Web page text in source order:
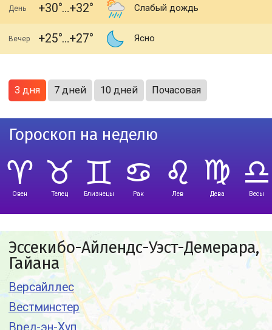
День +30 +32 Слабый дождь
Вечер +25 +27 Ясно
3 дня 7 дней 10 дней Почасовая
Гороскоп на неделю
Овен Телец Близнецы Рак Лев Дева Весы
Эссекибо-Айлендс-Уэст-Демерара,
Гайана
Версайллес
Вестминстер